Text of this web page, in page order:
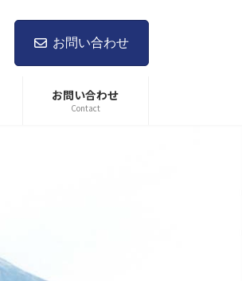
お問い合わせ
お問い合わせ
Contact